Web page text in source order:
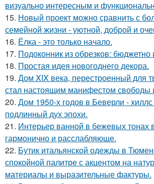
визуально интересным и
15. Новый проект можно сравнить с
семейной жизни - уютной, доброй и
16. Ёлка - это только начало.
17. Подоконник из обрезков: бюджетно
18. Простая идея новогоднего декора.
19. Дом XIX века, перестроенный для
стал настоящим манифестом свободы
20. Дом 1950-х годов в Беверли -
подлинный дух эпохи.
21. Интерьер ванной в бежевых тонах
гармонично и расслабляюще.
22. Бутик итальянской одежды в
спокойной палитре с акцентом на
материалы и выразительные фактуры.